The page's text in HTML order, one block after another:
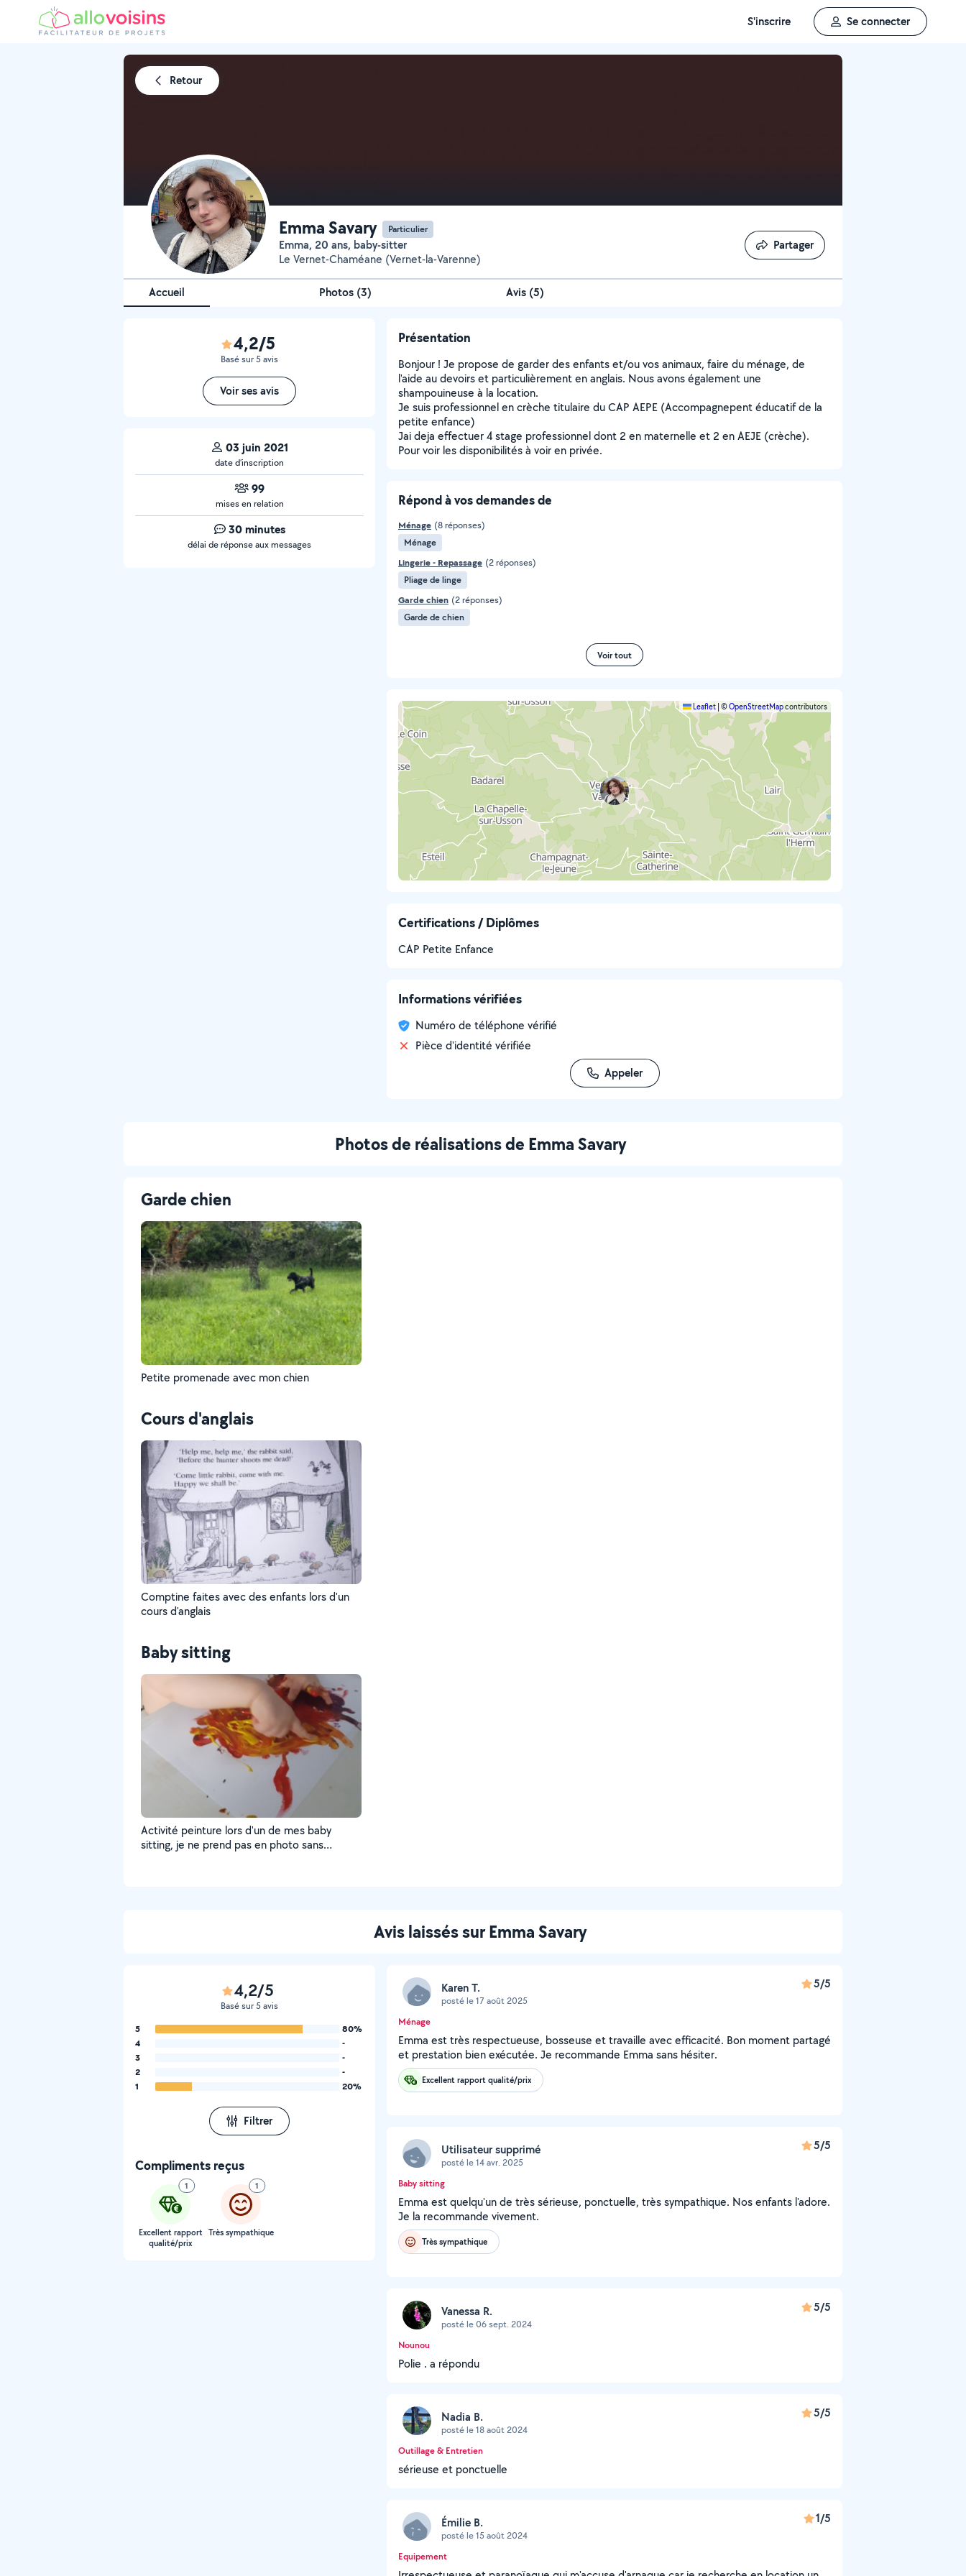
S'inscrire Se connecter
Retour
Emma Savary Particulier
Emma, 20 ans, baby-sitter
Le Vernet-Chaméane (Vernet-la-Varenne)
Partager
Partager
Accueil Photos (3) Avis (5)
4,2/5
Basé sur 5 avis
Voir ses avis
03 juin 2021
date d’inscription
99
mises en relation
30 minutes
délai de réponse aux messages
Présentation
Bonjour ! Je propose de garder des enfants et/ou vos animaux, faire du ménage, de
l'aide au devoirs et particulièrement en anglais. Nous avons également une
shampouineuse à la location.
Je suis professionnel en crèche titulaire du CAP AEPE (Accompagnepent éducatif de la
petite enfance)
Jai deja effectuer 4 stage professionnel dont 2 en maternelle et 2 en AEJE (crèche).
Pour voir les disponibilités à voir en privée.
Répond à vos demandes de
Ménage (8 réponses)
Ménage
Lingerie - Repassage (2 réponses)
Pliage de linge
Garde chien (2 réponses)
Garde de chien
Voir tout
Leaflet ©OpenStreetMapcontributors
Certifications / Diplômes
CAP Petite Enfance
Informations vérifiées
Numéro de téléphone vérifié
Pièce d'identité vérifiée
Appeler
Photos de réalisations de Emma Savary
Garde chien
Petite promenade avec mon chien
Cours d'anglais
Comptine faites avec des enfants lors d'un
cours d'anglais
Baby sitting
Activité peinture lors d'un de mes baby
sitting, je ne prend pas en photo sans
Avis laissés sur Emma Savary
4,2/5
Basé sur 5 avis
5
80%
4
-
3
-
2
-
1
20%
Filtrer
Compliments reçus
1
Excellent rapport
qualité/prix
1
Très sympathique
Karen T.
posté le 17 août 2025
5/5
Ménage
Emma est très respectueuse, bosseuse et travaille avec efficacité. Bon moment partagé
et prestation bien exécutée. Je recommande Emma sans hésiter.
Excellent rapport qualité/prix
Utilisateur supprimé
posté le 14 avr. 2025
5/5
Baby sitting
Emma est quelqu'un de très sérieuse, ponctuelle, très sympathique. Nos enfants l'adore.
Je la recommande vivement.
Très sympathique
Vanessa R.
posté le 06 sept. 2024
5/5
Nounou
Polie . a répondu
Nadia B.
posté le 18 août 2024
5/5
Outillage & Entretien
sérieuse et ponctuelle
Émilie B.
posté le 15 août 2024
1/5
Equipement